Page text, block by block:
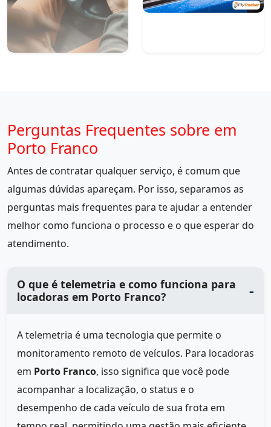
Perguntas Frequentes sobre em
Porto Franco
Antes de contratar qualquer serviço, é comum que
algumas dúvidas apareçam. Por isso, separamos as
perguntas mais frequentes para te ajudar a entender
melhor como funciona o processo e o que esperar do
atendimento.
O que é telemetria e como funciona para
locadoras em Porto Franco?
A telemetria é uma tecnologia que permite o
monitoramento remoto de veículos. Para locadoras
em Porto Franco, isso significa que você pode
acompanhar a localização, o status e o
desempenho de cada veículo de sua frota em